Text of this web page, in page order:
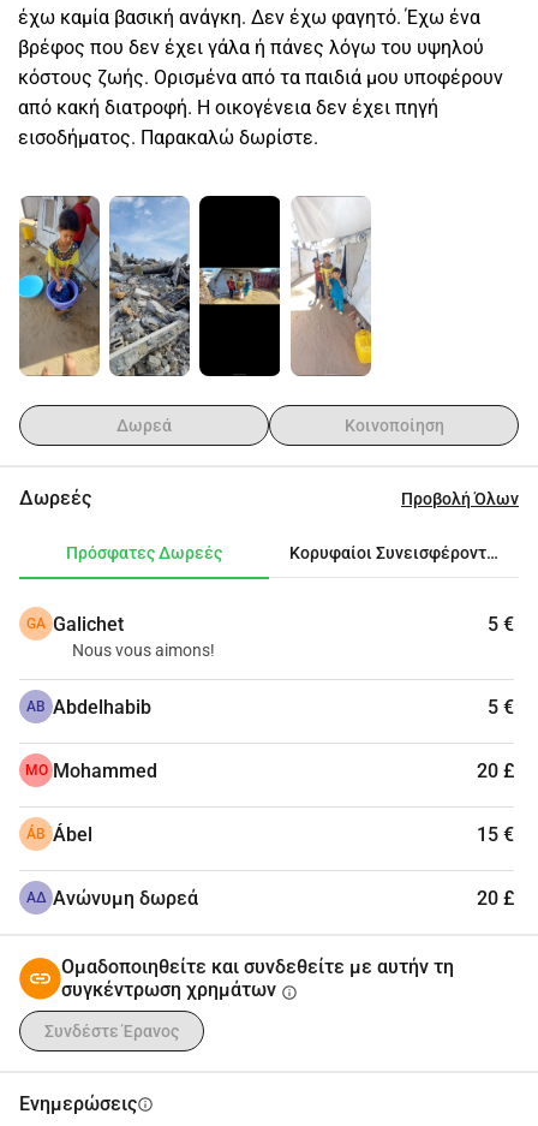
έχω καμία βασική ανάγκη. Δεν έχω φαγητό. Έχω ένα
βρέφος που δεν έχει γάλα ή πάνες λόγω του υψηλού
κόστους ζωής. Ορισμένα από τα παιδιά μου υποφέρουν
από κακή διατροφή. Η οικογένεια δεν έχει πηγή
εισοδήματος. Παρακαλώ δωρίστε.
Δωρεά Κοινοποίηση
Δωρεές Προβολή Όλων
Πρόσφατες Δωρεές Κορυφαίοι Συνεισφέροντες
GA Galichet 5 €
Nous vous aimons!
AB Abdelhabib 5 €
MO Mohammed 20 £
ÁB Ábel 15 €
ΑΔ Ανώνυμη δωρεά 20 £
Ομαδοποιηθείτε και συνδεθείτε με αυτήν τη
συγκέντρωση χρημάτων info
Συνδέστε Έρανος
Ενημερώσειςinfo